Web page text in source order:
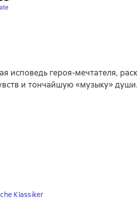
исповедь героя-мечтателя,
и тончайшую «музыку» души.
Klassiker